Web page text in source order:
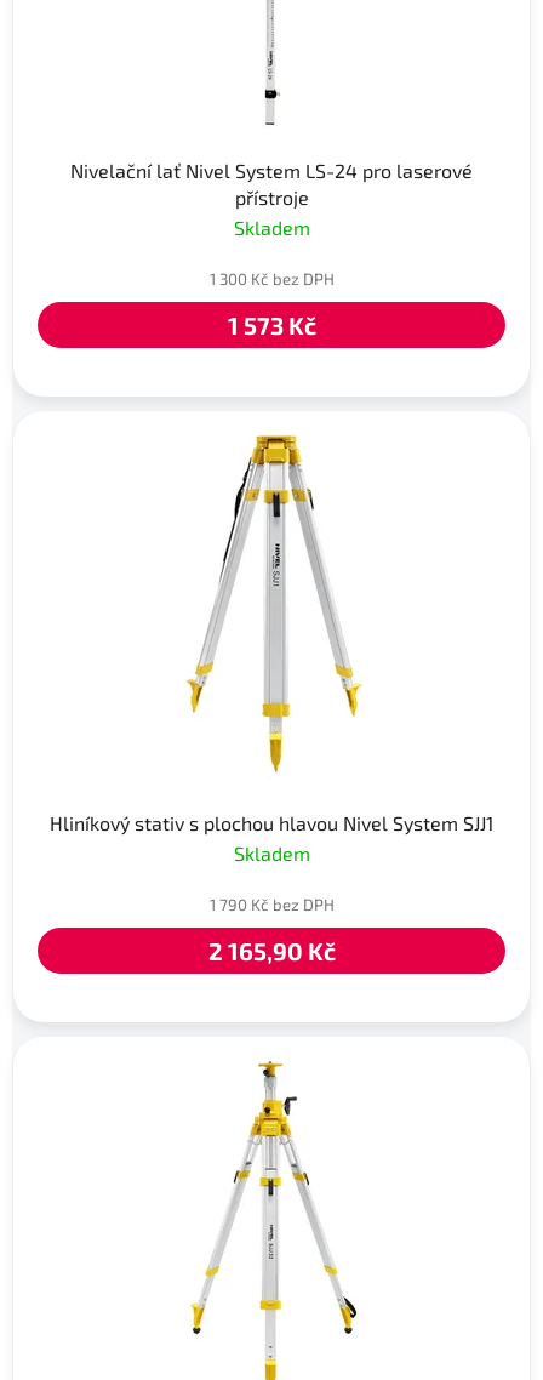
Nivelační lať Nivel System LS-24 pro laserové
přístroje
Skladem
1 300 Kč bez DPH
1 573 Kč
Hliníkový stativ s plochou hlavou Nivel System SJJ1
Skladem
1 790 Kč bez DPH
2 165,90 Kč